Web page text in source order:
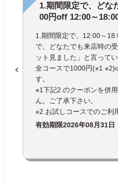
1.期間限定で、どな
00円off 12:00～
1.期間限定で、12:00～
で、どなたでも来店時の
ット見ました」と言ってい
全コースで1000円(※1
す。
※1下記2.のクーポンを併
ん。ご了承下さい。
※2.お試しコースでのご利
有効期限2026年08月31日